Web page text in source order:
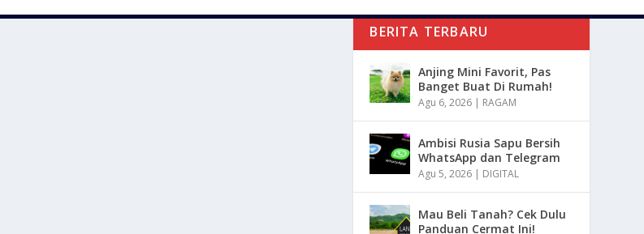
BERITA TERBARU
Anjing Mini Favorit, Pas
Banget Buat Di Rumah!
Agu 6, 2026 | RAGAM
Ambisi Rusia Sapu Bersih
WhatsApp dan Telegram
Agu 5, 2026 | DIGITAL
Mau Beli Tanah? Cek Dulu
Panduan Cermat Ini!